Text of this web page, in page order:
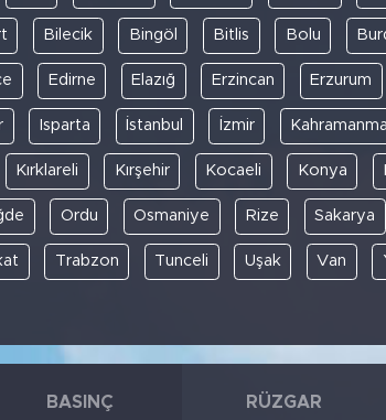
Bilecik Bingöl Bitlis Bolu
Edirne Elazığ Erzincan Erzurum
Isparta İstanbul İzmir
Kırklareli Kırşehir Kocaeli Konya
Ordu Osmaniye Rize Sakarya
Trabzon Tunceli Uşak Van
BASINÇ RÜZGAR